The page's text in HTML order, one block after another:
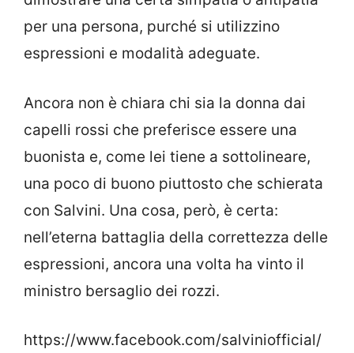
per una persona, purché si utilizzino
espressioni e modalità adeguate.
Ancora non è chiara chi sia la donna dai
capelli rossi che preferisce essere una
buonista e, come lei tiene a sottolineare,
una poco di buono piuttosto che schierata
con Salvini. Una cosa, però, è certa:
nell’eterna battaglia della correttezza delle
espressioni, ancora una volta ha vinto il
ministro bersaglio dei rozzi.
https://www.facebook.com/salviniofficial/